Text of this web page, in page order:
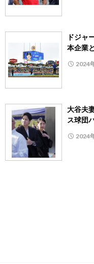
ドジャ
本企業
2024
大谷夫
ス球団
2024